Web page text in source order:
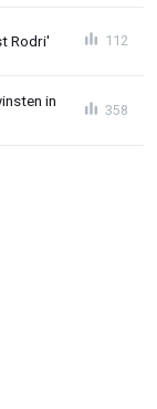
Rodri' 112
in
358